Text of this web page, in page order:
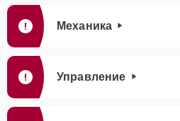
Механика
Управление